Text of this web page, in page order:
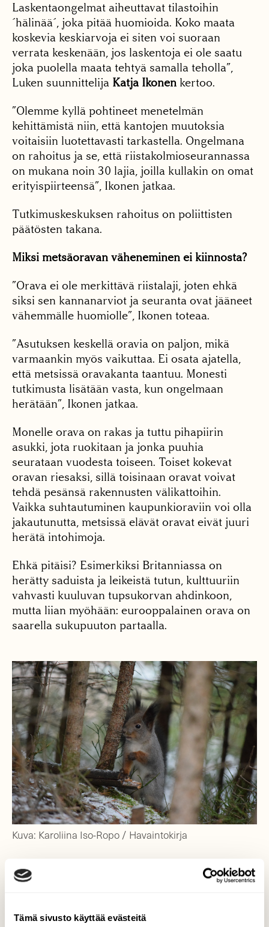
Tämä sivusto käyttää evästeitä
Laskentaongelmat aiheuttavat tilastoihin
´hälinää´, joka pitää huomioida. Koko maata
koskevia keskiarvoja ei siten voi suoraan
verrata keskenään, jos laskentoja ei ole saatu
joka puolella maata tehtyä samalla teholla”,
Luken suunnittelija Katja Ikonen kertoo.
”Olemme kyllä pohtineet menetelmän
kehittämistä niin, että kantojen muutoksia
voitaisiin luotettavasti tarkastella. Ongelmana
on rahoitus ja se, että riistakolmioseurannassa
on mukana noin 30 lajia, joilla kullakin on omat
erityispiirteensä”, Ikonen jatkaa.
Tutkimuskeskuksen rahoitus on poliittisten
päätösten takana.
Miksi metsäoravan väheneminen ei kiinnosta?
”Orava ei ole merkittävä riistalaji, joten ehkä
siksi sen kannanarviot ja seuranta ovat jääneet
vähemmälle huomiolle”, Ikonen toteaa.
”Asutuksen keskellä oravia on paljon, mikä
varmaankin myös vaikuttaa. Ei osata ajatella,
että metsissä oravakanta taantuu. Monesti
tutkimusta lisätään vasta, kun ongelmaan
herätään”, Ikonen jatkaa.
Monelle orava on rakas ja tuttu pihapiirin
asukki, jota ruokitaan ja jonka puuhia
seurataan vuodesta toiseen. Toiset kokevat
oravan riesaksi, sillä toisinaan oravat voivat
tehdä pesänsä rakennusten välikattoihin.
Vaikka suhtautuminen kaupunkioraviin voi olla
jakautunutta, metsissä elävät oravat eivät juuri
herätä intohimoja.
Ehkä pitäisi? Esimerkiksi Britanniassa on
herätty saduista ja leikeistä tutun, kulttuuriin
vahvasti kuuluvan tupsukorvan ahdinkoon,
mutta liian myöhään: eurooppalainen orava on
saarella sukupuuton partaalla.
Kuva: Karoliina Iso-Ropo / Havaintokirja
Meikäläinen orava esiintyy Euroopassa ja